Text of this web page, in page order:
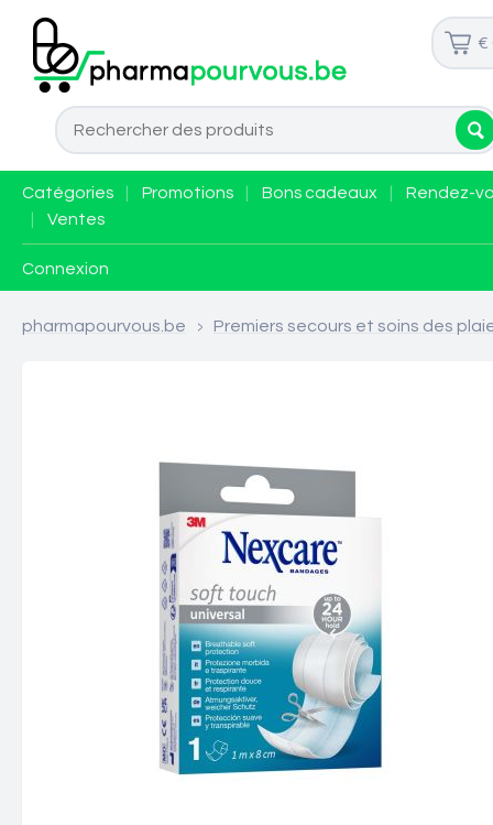
€
Catégories Promotions Bons cadeaux
Rendez-
Ventes
Connexion
pharmapourvous.be > Premiers secours et soins des